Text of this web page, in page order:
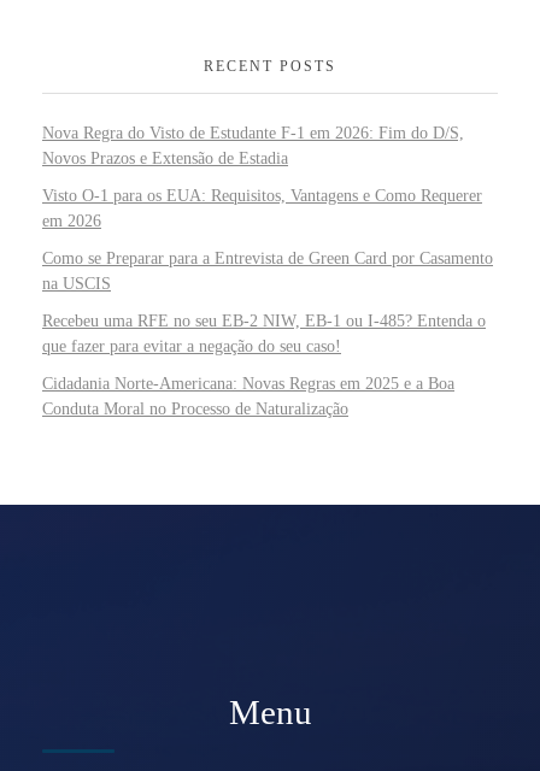
RECENT POSTS
Nova Regra do Visto de Estudante F-1 em 2026: Fim do D/S,
Novos Prazos e Extensão de Estadia
Visto O-1 para os EUA: Requisitos, Vantagens e Como Requerer
em 2026
Como se Preparar para a Entrevista de Green Card por Casamento
na USCIS
Recebeu uma RFE no seu EB-2 NIW, EB-1 ou I-485? Entenda o
que fazer para evitar a negação do seu caso!
Cidadania Norte-Americana: Novas Regras em 2025 e a Boa
Conduta Moral no Processo de Naturalização
Menu